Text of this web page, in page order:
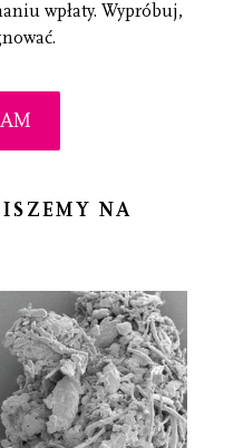
wpłaty. Wypróbuj,
NA